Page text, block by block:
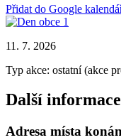
Přidat do Google
11. 7. 2026
Typ akce: ostatní (akce
Další informace
Adresa místa